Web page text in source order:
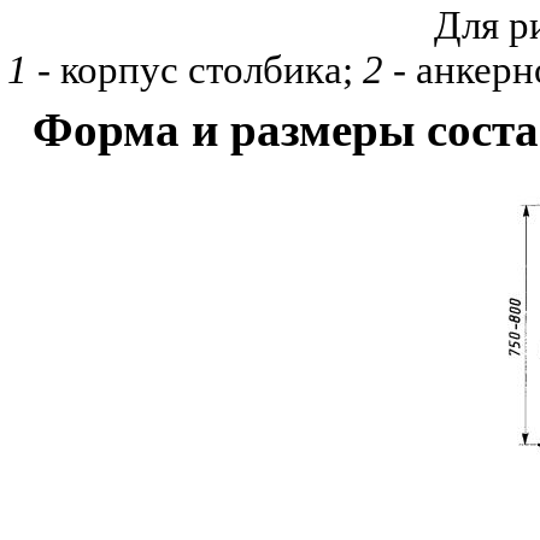
Для
1 - корпус столбика; 2 -
Форма и размеры